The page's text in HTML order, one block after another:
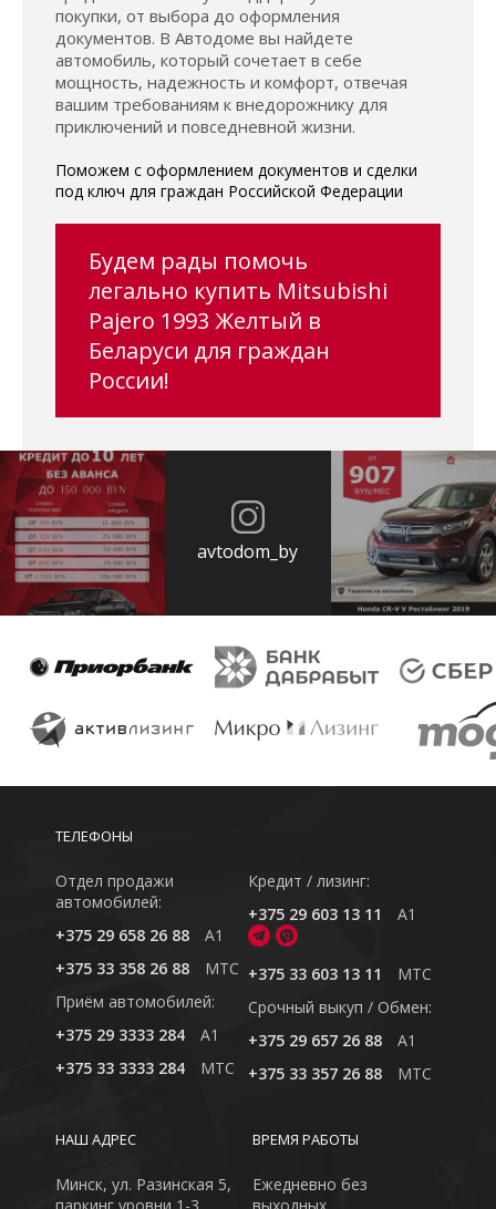
покупки, от выбора до оформления
документов. В Автодоме вы найдете
автомобиль, который сочетает в себе
мощность, надежность и комфорт, отвечая
вашим требованиям к внедорожнику для
приключений и повседневной жизни.
Поможем с оформлением документов и сделки
под ключ для граждан Российской Федерации
Будем рады помочь
легально купить Mitsubishi
Pajero 1993 Желтый в
Беларуси для граждан
России!
avtodom_by
ТЕЛЕФОНЫ
Отдел продажи
автомобилей:
+375 29 658 26 88
A1
+375 33 358 26 88
MTC
Приём автомобилей:
+375 29 3333 284
A1
+375 33 3333 284
MTC
Кредит / лизинг:
+375 29 603 13 11
A1
+375 33 603 13 11
MTC
Cрочный выкуп / Обмен:
+375 29 657 26 88
A1
+375 33 357 26 88
MTC
ВРЕМЯ РАБОТЫ
Ежедневно без
НАШ АДРЕС
Минск, ул. Разинская 5,